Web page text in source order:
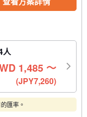
人
1,485 〜
(JPY7,260)
匯率。